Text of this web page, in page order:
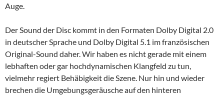
Auge.
Der Sound der Disc kommt in den Formaten Dolby Digital 2.0
in deutscher Sprache und Dolby Digital 5.1 im französischen
Original-Sound daher. Wir haben es nicht gerade mit einem
lebhaften oder gar hochdynamischen Klangfeld zu tun,
vielmehr regiert Behäbigkeit die Szene. Nur hin und wieder
brechen die Umgebungsgeräusche auf den hinteren